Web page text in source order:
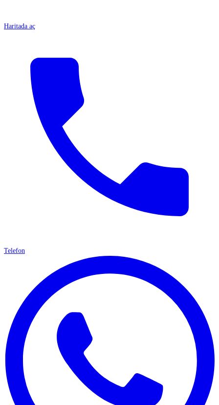
Haritada aç
Telefon